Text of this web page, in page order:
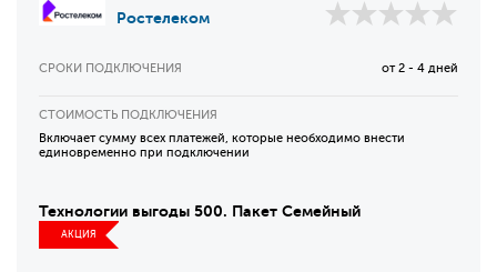
Ростелеком
СРОКИ ПОДКЛЮЧЕНИЯ от 2 - 4 дней
СТОИМОСТЬ ПОДКЛЮЧЕНИЯ
Включает сумму всех платежей, которые необходимо внести
единовременно при подключении
Технологии выгоды 500. Пакет Семейный
АКЦИЯ